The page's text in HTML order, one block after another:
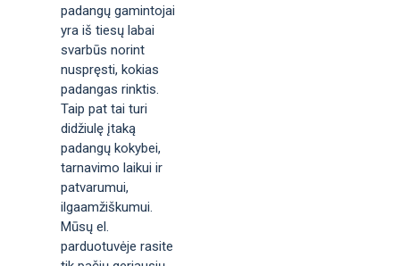
padangų gamintojai
yra iš tiesų labai
svarbūs norint
nuspręsti, kokias
padangas rinktis.
Taip pat tai turi
didžiulę įtaką
padangų kokybei,
tarnavimo laikui ir
patvarumui,
ilgaamžiškumui.
Mūsų el.
parduotuvėje rasite